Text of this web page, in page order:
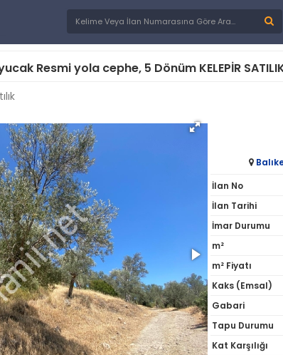
Resmi yola cephe, 5 Dönüm KELEPİR SATILIK
İlan No
İlan Tarihi
İmar Durumu
m²
m² Fiyatı
Kaks (Emsal)
Gabari
Tapu Durumu
Kat Karşılığı